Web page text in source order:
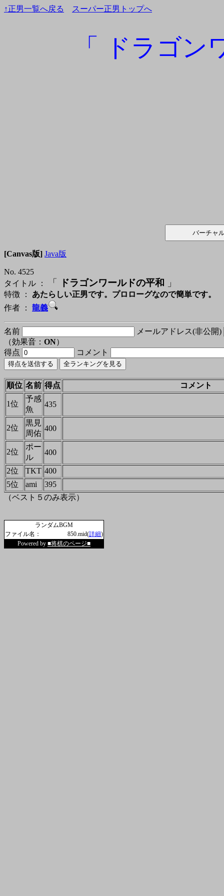
↑正男一覧へ戻る スーパー正男トップへ
「 ドラゴン
[Canvas版] Java版
No. 4525
タイトル ：
「 ドラゴンワールドの平和 」
特徴 ： あたらしい正男です。プロローグなので簡単です。
作者 ： 龍義
名前
メールアドレス(非公開)
（効果音： ON）
得点
コメント
順位 名前 得点 コメント
1位
予感
魚
435
2位
黒見
周佑
400
2位
ポー
ル
400
2位 TKT 400
5位
ami
395
（ベスト５のみ表示）
ランダムBGM
ファイル名：
850.mid(詳細)
Powered by ■将棋のページ■